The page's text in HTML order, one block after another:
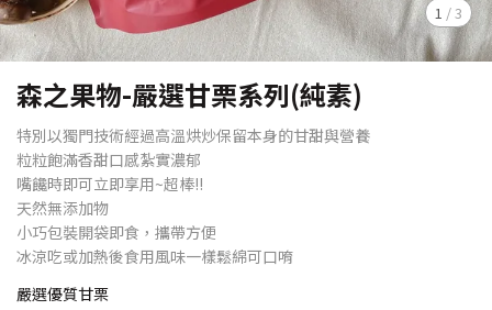
1 /3
森之果物-嚴選甘栗系列(純素)
特別以獨門技術經過高溫烘炒保留本身的甘甜與營養
粒粒飽滿香甜口感紮實濃郁
嘴饞時即可立即享用~超棒!!
天然無添加物
小巧包裝開袋即食，攜帶方便
冰涼吃或加熱後食用風味一樣鬆綿可口唷
嚴選優質甘栗